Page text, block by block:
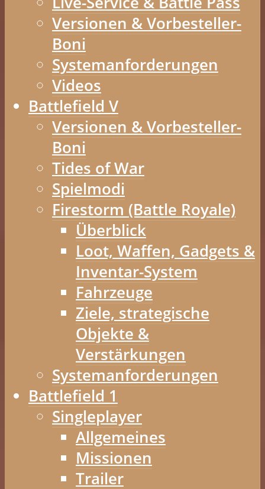
Versionen & Vorbesteller-
Boni
Systemanforderungen
Videos
Battlefield V
Versionen & Vorbesteller-
Boni
Tides of War
Spielmodi
Firestorm (Battle Royale)
Überblick
Loot, Waffen, Gadgets &
Inventar-System
Fahrzeuge
Ziele, strategische
Objekte &
Verstärkungen
Systemanforderungen
Battlefield 1
Singleplayer
Allgemeines
Missionen
Trailer